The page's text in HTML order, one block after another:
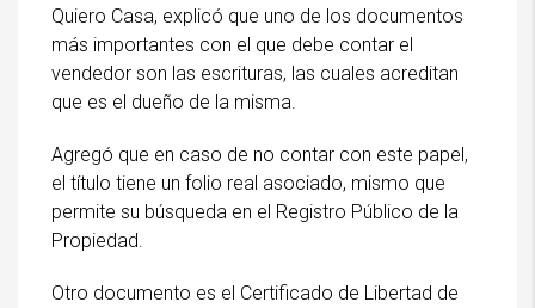
Quiero Casa, explicó que uno de los documentos
más importantes con el que debe contar el
vendedor son las escrituras, las cuales acreditan
que es el dueño de la misma.
Agregó que en caso de no contar con este papel,
el título tiene un folio real asociado, mismo que
permite su búsqueda en el Registro Público de la
Propiedad.
Otro documento es el Certificado de Libertad de